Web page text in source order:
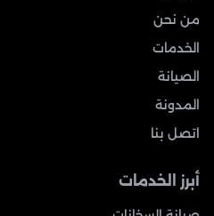
من نحن
الخدمات
الصيانة
المدونة
اتصل بنا
أبرز الخدمات